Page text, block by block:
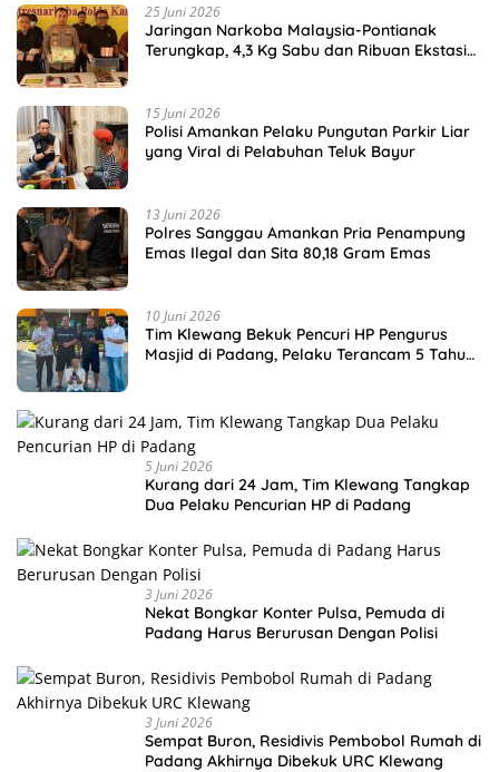
25 Juni 2026
Jaringan Narkoba Malaysia-Pontianak
Terungkap, 4,3 Kg Sabu dan Ribuan Ekstasi
15 Juni 2026
Polisi Amankan Pelaku Pungutan Parkir Liar
yang Viral di Pelabuhan Teluk Bayur
13 Juni 2026
Polres Sanggau Amankan Pria Penampung
Emas Ilegal dan Sita 80,18 Gram Emas
10 Juni 2026
Tim Klewang Bekuk Pencuri HP Pengurus
Masjid di Padang, Pelaku Terancam 5 Tahun
5 Juni 2026
Kurang dari 24 Jam, Tim Klewang Tangkap
Dua Pelaku Pencurian HP di Padang
3 Juni 2026
Nekat Bongkar Konter Pulsa, Pemuda di
Padang Harus Berurusan Dengan Polisi
3 Juni 2026
Sempat Buron, Residivis Pembobol Rumah di
Padang Akhirnya Dibekuk URC Klewang